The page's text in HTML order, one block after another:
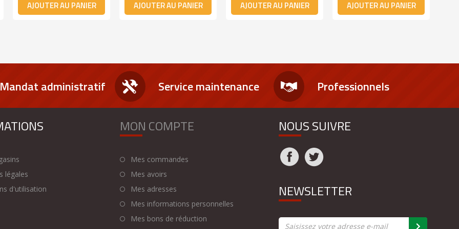
AJOUTER AU PANIER AJOUTER AU PANIER AJOUTER AU PANIER AJOUTER AU PANIER
Mandat administratif Service maintenance Professionnels
légales
d'utilisation
MON COMPTE
Mes commandes
Mes avoirs
Mes adresses
Mes informations personnelles
Mes bons de réduction
NOUS SUIVRE
NEWSLETTER